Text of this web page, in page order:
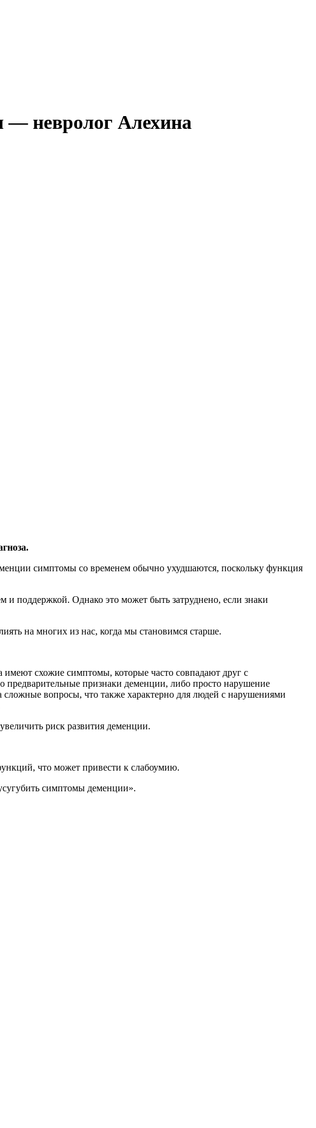
— невролог Алехина
симптомы со временем обычно ухудшаются, поскольку функция
и поддержкой. Однако это может быть затруднено, если знаки
на многих из нас, когда мы становимся старше.
предварительные признаки деменции, либо просто нарушение
вопросы, что также характерно для людей с нарушениями
риск развития деменции.
что может привести к слабоумию.
симптомы деменции».